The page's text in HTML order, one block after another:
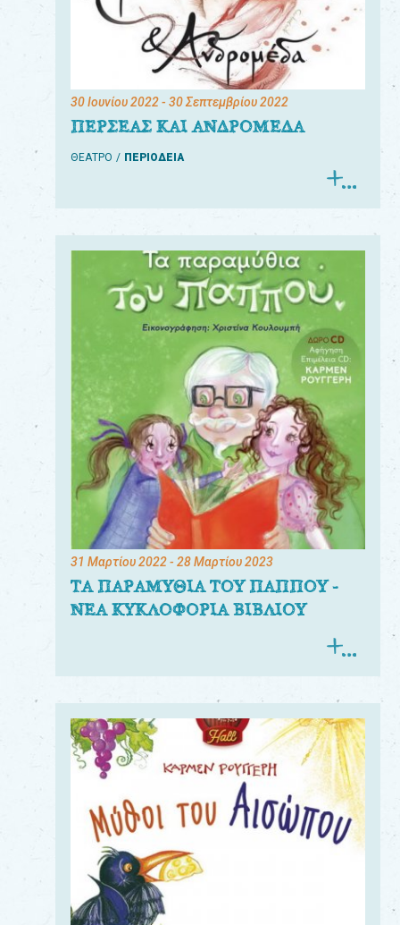
30 Ιουνίου 2022- 30 Σεπτεμβρίου 2022
ΠΕΡΣΕΑΣ ΚΑΙ ΑΝΔΡΟΜΕΔΑ
ΘΕΑΤΡΟ ΠΕΡΙΟΔΕΙΑ
31 Μαρτίου 2022- 28 Μαρτίου 2023
ΤΑ ΠΑΡΑΜΥΘΙΑ ΤΟΥ ΠΑΠΠΟΥ -
ΝΕΑ ΚΥΚΛΟΦΟΡΙΑ ΒΙΒΛΙΟΥ